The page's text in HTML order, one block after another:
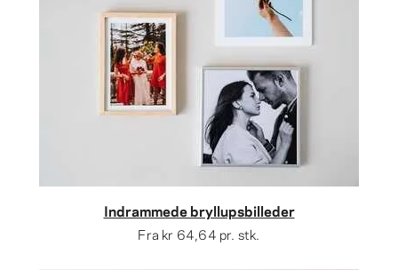
Indrammede bryllupsbilleder
Fra kr 64,64 pr. stk.